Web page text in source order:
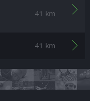
41 km
41 km